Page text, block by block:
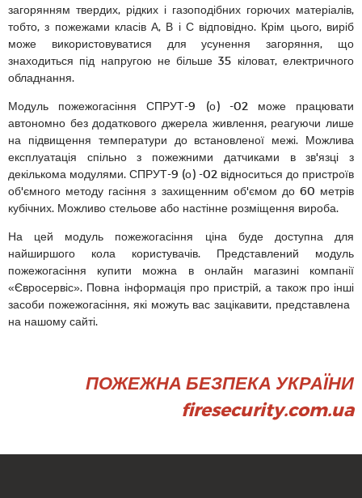
загорянням твердих, рідких і газоподібних горючих матеріалів,
тобто, з пожежами класів А, В і С відповідно. Крім цього, виріб
може використовуватися для усунення загоряння, що
знаходиться під напругою не більше 35 кіловат, електричного
обладнання.
Модуль пожежогасіння СПРУТ-9 (о) -02 може працювати
автономно без додаткового джерела живлення, реагуючи лише
на підвищення температури до встановленої межі. Можлива
експлуатація спільно з пожежними датчиками в зв'язці з
декількома модулями. СПРУТ-9 (о) -02 відноситься до пристроїв
об'ємного методу гасіння з захищенним об'ємом до 60 метрів
кубічних. Можливо стельове або настінне розміщення вироба.
На цей модуль пожежогасіння ціна буде доступна для
найширшого кола користувачів. Представлений модуль
пожежогасіння купити можна в онлайн магазині компанії
«Євросервіс». Повна інформація про пристрій, а також про інші
засоби пожежогасіння, які можуть вас зацікавити, представлена ​​
на нашому сайті.
ПОЖЕЖНА БЕЗПЕКА УКРАЇНИ
firesecurity.com.ua